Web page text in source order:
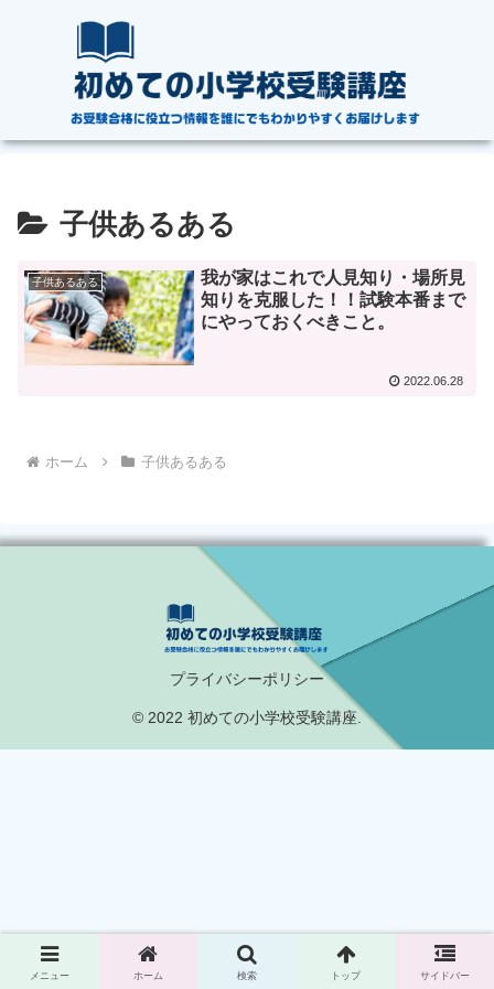
子供あるある
子供あるある
我が家はこれで人見知り・場所見
知りを克服した！！試験本番まで
にやっておくべきこと。
2022.06.28
ホーム 子供あるある
プライバシーポリシー
© 2022 初めての小学校受験講座.
メニュー ホーム 検索 トップ サイドバー